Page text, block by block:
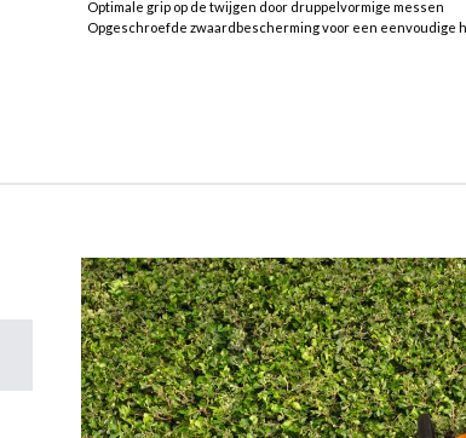
Optimale grip op de twijgen door druppelvormige messen
Opgeschroefde zwaardbescherming voor een eenvoudige